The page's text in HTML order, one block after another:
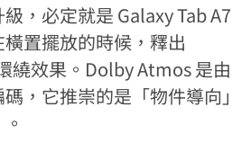
，必定就是 Galaxy Tab A7
置擺放的時候，釋出
繞效果。Dolby Atmos 是由
，它推崇的是「物件導向」